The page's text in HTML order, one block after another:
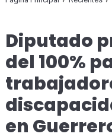
Diputado
del 100%
en